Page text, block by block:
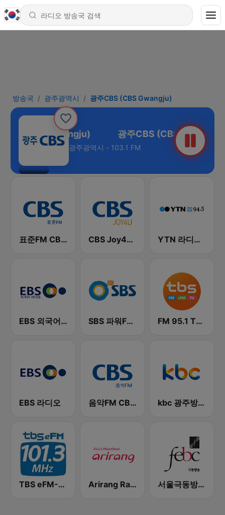
방송국 광주광역시 광주CBS (CBS Gwangju)
(CBS Gwangju)
광주광역시 - 103.1 FM
표준FM CBS 라디오 (Standard FM) CBS Joy4U-CBS 라디오 YTN 라디오 (YTN FM) - 24 Hours News Channel
EBS 외국어 라디오 (i-radio) SBS 파워FM-SBS 라디오 FM 95.1 TBS fm
EBS 라디오 음악FM CBS 라디오 (Music FM) kbc 광주방송 MyFM
TBS eFM-교통방송 영어전문 라디오 Arirang Radio 서울극동방송FM 106.9 (FEBC Seoul HLKX-FM)